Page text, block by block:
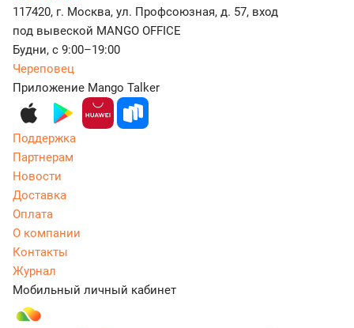
117420, г. Москва, ул. Профсоюзная, д. 57, вход
под вывеской MANGO OFFICE
Будни, с 9:00–19:00
Череповец
Приложение Mango Talker
Поддержка
Партнерам
Новости
Доставка
Оплата
О компании
Контакты
Журнал
Мобильный личный кабинет